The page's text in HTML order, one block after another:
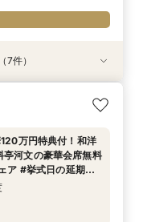
歴史を紡ぐ◆感動の石
貸切料亭W！絶品和
の代わりに会場見学
へ】料亭の味を実体
試食
円ギフト】老舗料亭
理
ごと見学】ドレス×試
会
オンライン会場見学
未定の相談も歓迎!
10名69万円～無料試
7件）
万円特典付！和洋
河文の豪華会席無料
ア #挙式日の延期も